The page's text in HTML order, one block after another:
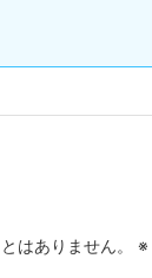
はありません。 ※